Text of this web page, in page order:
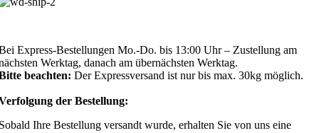
Express-Bestellungen Mo.-Do. bis 13:00 Uhr – Zustellung am
Werktag, danach am übernächsten Werktag.
beachten: Der Expressversand ist nur bis max. 30kg möglich.
der Bestellung:
Ihre Bestellung versandt wurde, erhalten Sie von uns eine